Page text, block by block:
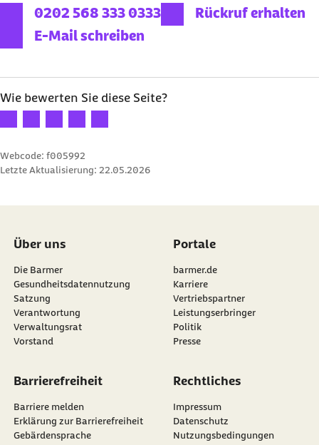
externer Link:
0202 568 333 0333
Rückruf erhalten
E-Mail schreiben
Wie bewerten Sie diese Seite?
Webcode: f005992
Letzte Aktualisierung: 22.05.2026
Über uns
Die Barmer
Gesundheitsdatennutzung
Satzung
Verantwortung
Verwaltungsrat
Vorstand
Portale
barmer.de
Karriere
Vertriebspartner
Leistungserbringer
Politik
Presse
Barrierefreiheit
Barriere melden
Erklärung zur Barrierefreiheit
Gebärdensprache
Rechtliches
Impressum
Datenschutz
Nutzungsbedingungen